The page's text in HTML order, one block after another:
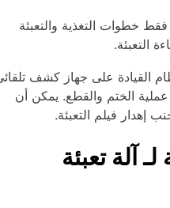
خطوات التغذية والتعبئة
على جهاز كشف تلقائي
الختم والقطع. يمكن أن
فيلم التعبئة.
آلة تعبئة